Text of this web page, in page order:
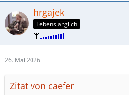
hrgajek
Lebenslänglich
26. Mai 2026
Zitat von caefer